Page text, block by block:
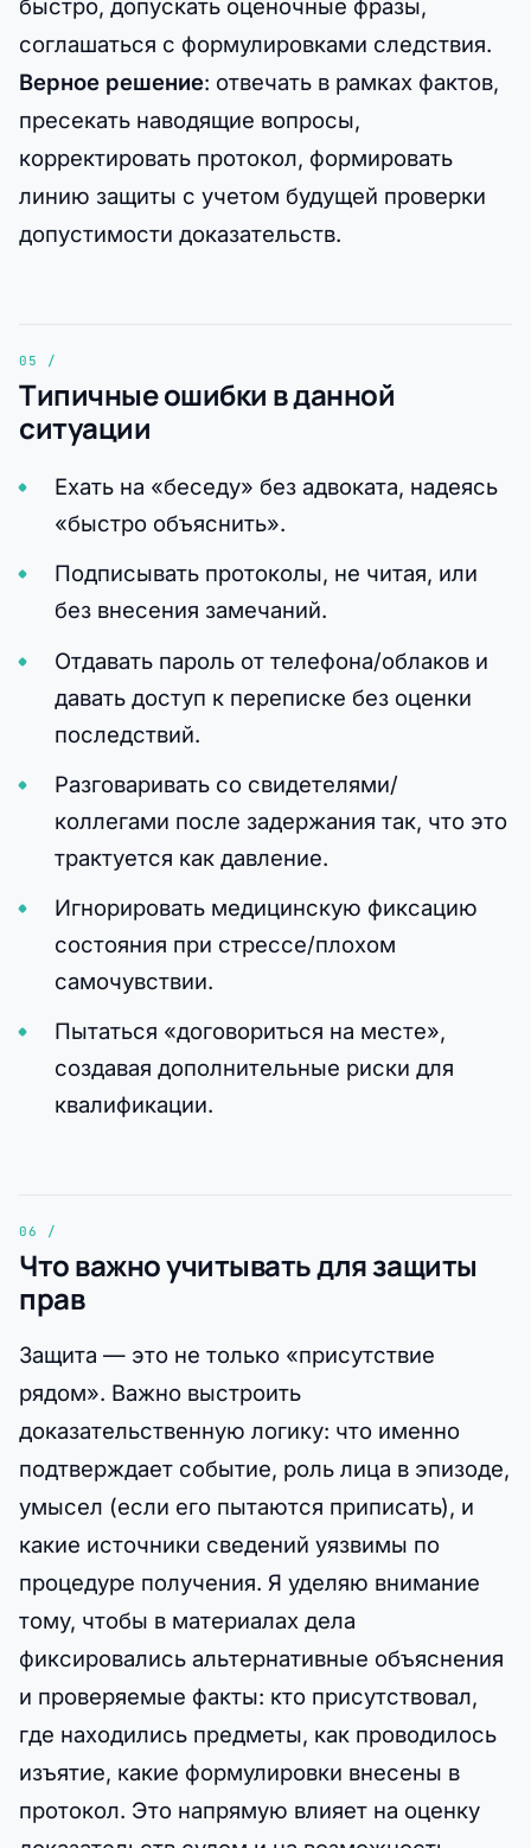
быстро, допускать оценочные фразы,
соглашаться с формулировками следствия.
Верное решение: отвечать в рамках фактов,
пресекать наводящие вопросы,
корректировать протокол, формировать
линию защиты с учетом будущей проверки
допустимости доказательств.
Типичные ошибки в данной
ситуации
Ехать на «беседу» без адвоката, надеясь
«быстро объяснить».
Подписывать протоколы, не читая, или
без внесения замечаний.
Отдавать пароль от телефона/облаков и
давать доступ к переписке без оценки
последствий.
Разговаривать со свидетелями/
коллегами после задержания так, что это
трактуется как давление.
Игнорировать медицинскую фиксацию
состояния при стрессе/плохом
самочувствии.
Пытаться «договориться на месте»,
создавая дополнительные риски для
квалификации.
Что важно учитывать для защиты
прав
Защита — это не только «присутствие
рядом». Важно выстроить
доказательственную логику: что именно
подтверждает событие, роль лица в эпизоде,
умысел (если его пытаются приписать), и
какие источники сведений уязвимы по
процедуре получения. Я уделяю внимание
тому, чтобы в материалах дела
фиксировались альтернативные объяснения
и проверяемые факты: кто присутствовал,
где находились предметы, как проводилось
изъятие, какие формулировки внесены в
протокол. Это напрямую влияет на оценку